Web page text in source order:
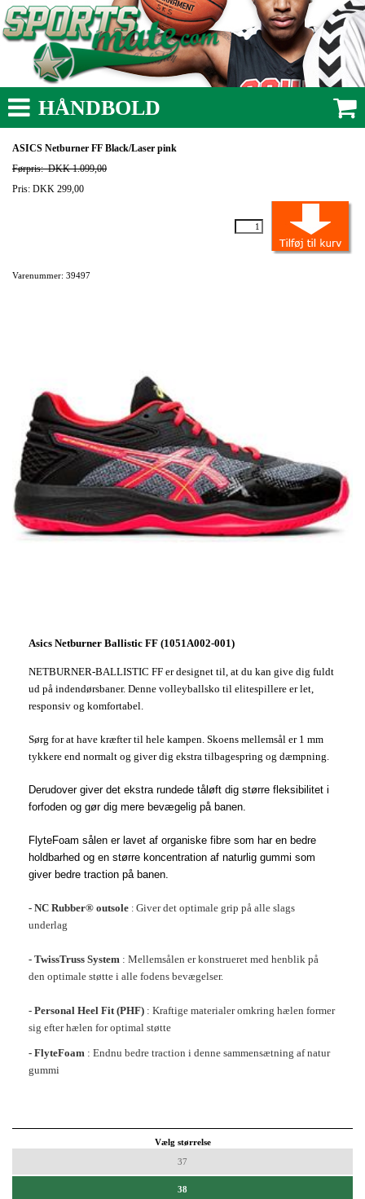
HÅNDBOLD
ASICS Netburner FF Black/Laser pink
Førpris:DKK 1.099,00
Pris: DKK 299,00
Varenummer: 39497
Asics Netburner Ballistic FF (1051A002-001)
NETBURNER-BALLISTIC FF er designet til, at du kan give dig fuldt
ud på indendørsbaner. Denne volleyballsko til elitespillere er let,
responsiv og komfortabel.
Sørg for at have kræfter til hele kampen. Skoens mellemsål er 1 mm
tykkere end normalt og giver dig ekstra tilbagespring og dæmpning.
Derudover giver det ekstra rundede tåløft dig større fleksibilitet i
forfoden og gør dig mere bevægelig på banen.
FlyteFoam sålen er lavet af organiske fibre som har en bedre
holdbarhed og en større koncentration af naturlig gummi som
giver bedre traction på banen.
- NC Rubber® outsole : Giver det optimale grip på alle slags
underlag
- TwissTruss System : Mellemsålen er konstrueret med henblik på
den optimale støtte i alle fodens bevægelser.
- Personal Heel Fit (PHF) : Kraftige materialer omkring hælen former
sig efter hælen for optimal støtte
- FlyteFoam : Endnu bedre traction i denne sammensætning af natur
gummi
Vælg størrelse
37
38